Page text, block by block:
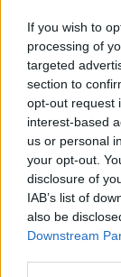
If you wish to
processing of
targeted
section to
opt-out request
interest-based
us or personal
your opt-out.
disclosure of
IAB’s list of
also be
Downstream
προστατεύει
ανατολικό
υποτιθέμενη
το Κίεβο.